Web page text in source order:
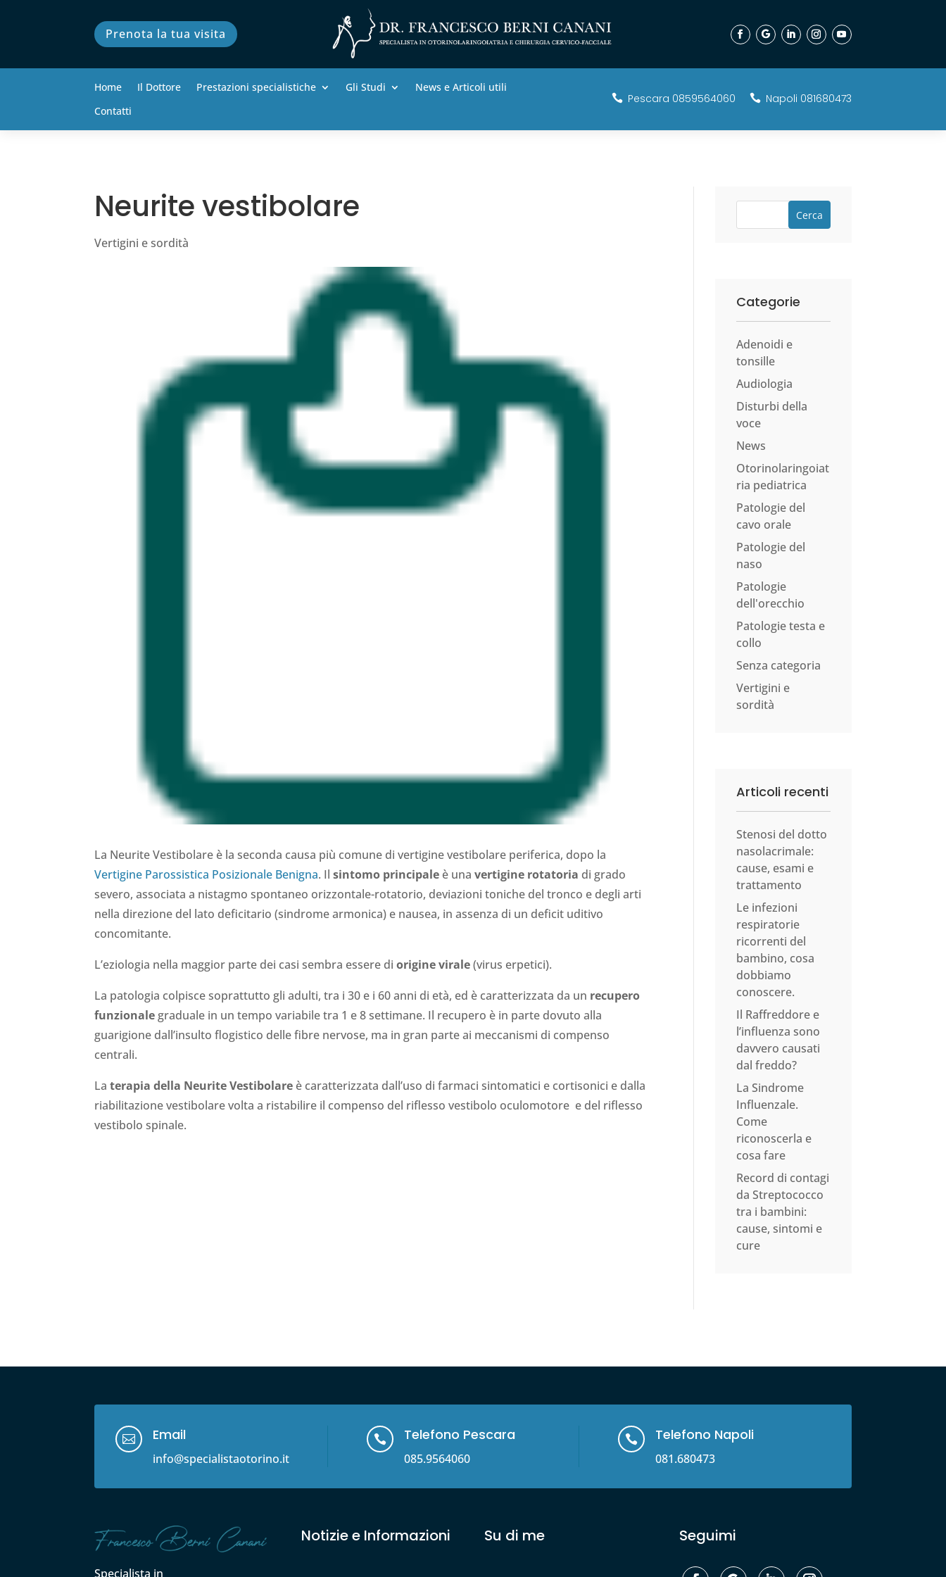
Prenota la tua visita
Home Il Dottore Prestazioni specialistiche Gli Studi
News e Articoli utili
Contatti
 Pescara 0859564060  Napoli 081680473
Neurite vestibolare
Vertigini e sordità
La Neurite Vestibolare è la seconda causa più comune di vertigine vestibolare periferica, dopo la
Vertigine Parossistica Posizionale Benigna. Ilsintomo principale è unavertigine rotatoria di grado
severo, associata a nistagmo spontaneo orizzontale-rotatorio, deviazioni toniche del tronco e degli arti
nella direzione del lato deficitario (sindrome armonica) e nausea, in assenza di un deficit uditivo
concomitante.
L’eziologia nella maggior parte dei casi sembra essere diorigine virale(virus erpetici).
La patologia colpisce soprattutto gli adulti, tra i 30 e i 60 anni di età, ed è caratterizzata da un recupero
funzionalegraduale in un tempo variabile tra 1 e 8 settimane. Il recupero è in parte dovuto alla
guarigione dall’insulto flogistico delle fibre nervose, ma in gran parte ai meccanismi di compenso
centrali.
Laterapia della Neurite Vestibolare è caratterizzata dall’uso di farmaci sintomatici e cortisonici e dalla
riabilitazione vestibolare volta a ristabilire il compenso del riflesso vestibolo oculomotore e del riflesso
vestibolo spinale.
Cerca
Categorie
Adenoidi e
tonsille
Audiologia
Disturbi della
voce
News
Otorinolaringoiat
ria pediatrica
Patologie del
cavo orale
Patologie del
naso
Patologie
dell'orecchio
Patologie testa e
collo
Senza categoria
Vertigini e
sordità
Articoli recenti
Stenosi del dotto
nasolacrimale:
cause, esami e
trattamento
Le infezioni
respiratorie
ricorrenti del
bambino, cosa
dobbiamo
conoscere.
Il Raffreddore e
l’influenza sono
davvero causati
dal freddo?
La Sindrome
Influenzale.
Come
riconoscerla e
cosa fare
Record di contagi
da Streptococco
tra i bambini:
cause, sintomi e
cure
 Email
info@specialistaotorino.it
 Telefono Pescara
085.9564060
 Telefono Napoli
081.680473
Specialista in
Notizie e Informazioni Su di me Seguimi